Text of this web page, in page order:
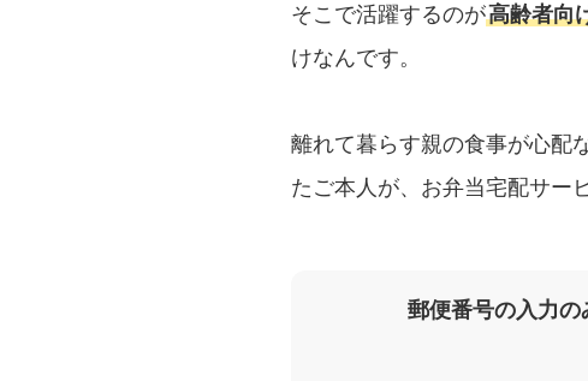
そこで活躍するのが高齢者向
けなんです。
離れて暮らす親の食事が心配
たご本人が、お弁当宅配サー
郵便番号の入力の